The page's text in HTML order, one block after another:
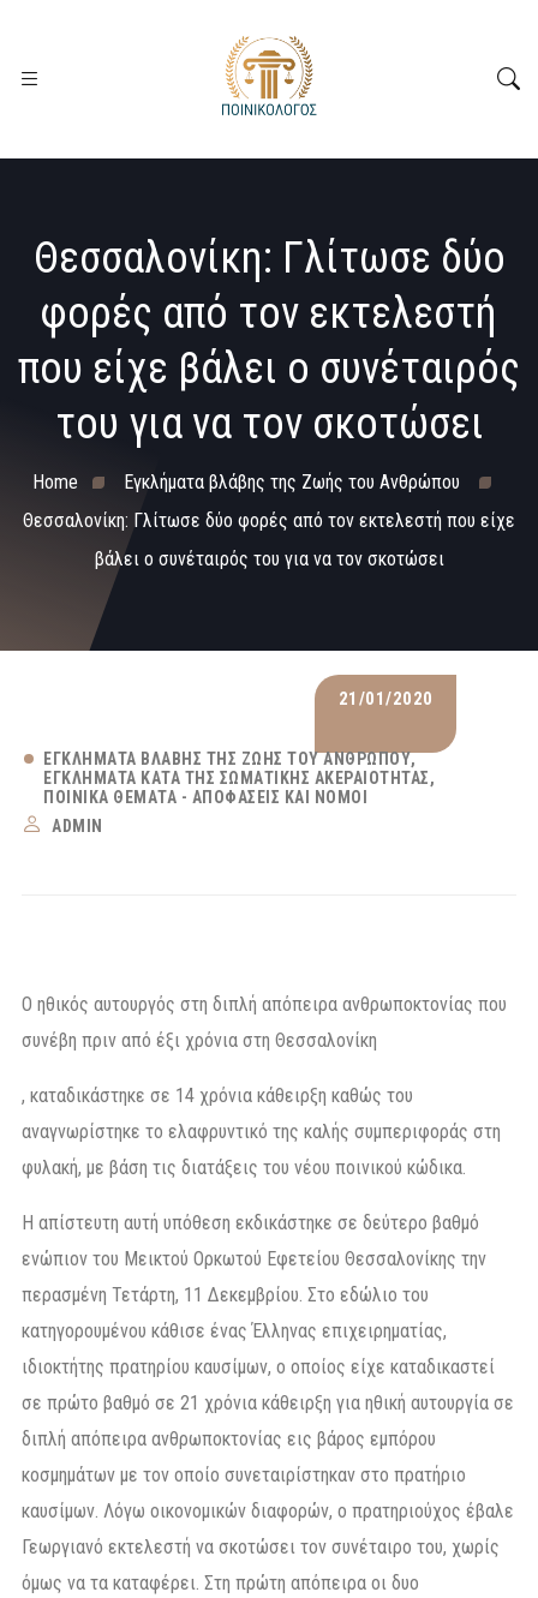
Θεσσαλονίκη: Γλίτωσε δύο
φορές από τον εκτελεστή
που είχε βάλει ο συνέταιρός
του για να τον σκοτώσει
Home
Εγκλήματα βλάβης της Ζωής του Ανθρώπου
Θεσσαλονίκη: Γλίτωσε δύο φορές από τον εκτελεστή που είχε
βάλει ο συνέταιρός του για να τον σκοτώσει
21/01/2020
ΕΓΚΛΉΜΑΤΑ ΒΛΆΒΗΣ ΤΗΣ ΖΩΉΣ ΤΟΥ ΑΝΘΡΏΠΟΥ
ΕΓΚΛΉΜΑΤΑ ΚΑΤΆ ΤΗΣ ΣΩΜΑΤΙΚΉΣ ΑΚΕΡΑΙΌΤΗΤΑΣ
ΠΟΙΝΙΚΆ ΘΈΜΑΤΑ - ΑΠΟΦΆΣΕΙΣ ΚΑΙ ΝΌΜΟΙ
ADMIN
Ο ηθικός αυτουργός στη διπλή απόπειρα ανθρωποκτονίας που
συνέβη πριν από έξι χρόνια στη Θεσσαλονίκη
, καταδικάστηκε σε 14 χρόνια κάθειρξη καθώς του
αναγνωρίστηκε το ελαφρυντικό της καλής συμπεριφοράς στη
φυλακή, με βάση τις διατάξεις του νέου ποινικού κώδικα.
Η απίστευτη αυτή υπόθεση εκδικάστηκε σε δεύτερο βαθμό
ενώπιον του Μεικτού Ορκωτού Εφετείου Θεσσαλονίκης την
περασμένη Τετάρτη, 11 Δεκεμβρίου. Στο εδώλιο του
κατηγορουμένου κάθισε ένας Έλληνας επιχειρηματίας,
ιδιοκτήτης πρατηρίου καυσίμων, ο οποίος είχε καταδικαστεί
σε πρώτο βαθμό σε 21 χρόνια κάθειρξη για ηθική αυτουργία σε
διπλή απόπειρα ανθρωποκτονίας εις βάρος εμπόρου
κοσμημάτων με τον οποίο συνεταιρίστηκαν στο πρατήριο
καυσίμων. Λόγω οικονομικών διαφορών, ο πρατηριούχος έβαλε
Γεωργιανό εκτελεστή να σκοτώσει τον συνέταιρο του, χωρίς
όμως να τα καταφέρει. Στη πρώτη απόπειρα οι δυο